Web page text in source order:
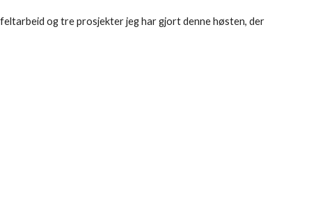
og tre prosjekter jeg har gjort denne høsten, der